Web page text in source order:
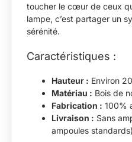
toucher le cœur de ceux
lampe, c’est partager un
sérénité.
Caractéristiques :
Hauteur : Environ
Matériau : Bois de
Fabrication : 100%
Livraison : Sans
ampoules standards)